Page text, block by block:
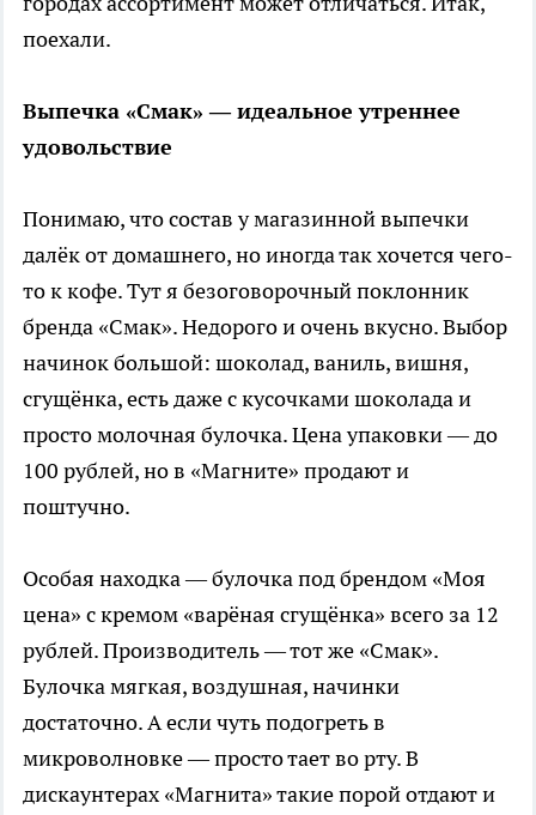
поехали.
Выпечка «Смак» — идеальное утреннее
удовольствие
Понимаю, что состав у магазинной выпечки
далёк от домашнего, но иногда так хочется чего-
то к кофе. Тут я безоговорочный поклонник
бренда «Смак». Недорого и очень вкусно. Выбор
начинок большой: шоколад, ваниль, вишня,
сгущёнка, есть даже с кусочками шоколада и
просто молочная булочка. Цена упаковки — до
100 рублей, но в «Магните» продают и
поштучно.
Особая находка — булочка под брендом «Моя
цена» с кремом «варёная сгущёнка» всего за 12
рублей. Производитель — тот же «Смак».
Булочка мягкая, воздушная, начинки
достаточно. А если чуть подогреть в
микроволновке — просто тает во рту. В
дискаунтерах «Магнита» такие порой отдают и